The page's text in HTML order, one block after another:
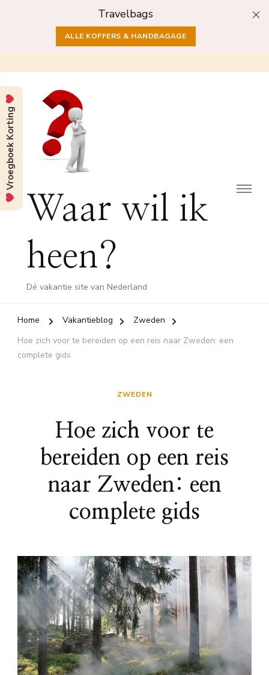
Travelbags
ALLE KOFFERS & HANDBAGAGE
Waar wil ik
heen?
Dé vakantie site van Nederland
Home Vakantieblog
Zweden
Hoe zich voor te bereiden op een reis naar Zweden: een
complete gids
ZWEDEN
Hoe zich voor te
bereiden op een reis
naar Zweden: een
complete gids
Vroegboek Korting